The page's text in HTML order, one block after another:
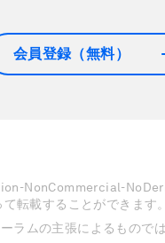
会員登録（無料）
NonCommercial-
転載することができます。
ラムの主張によるもので